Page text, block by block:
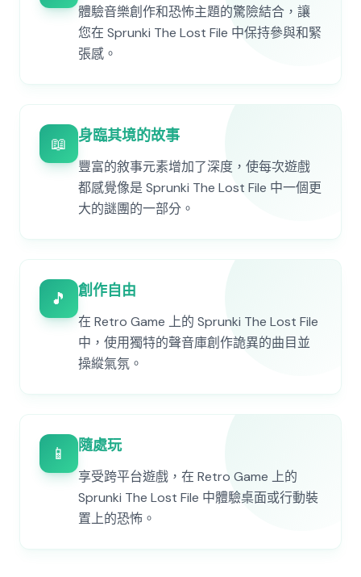
體驗音樂創作和恐怖主題的驚險結合，讓
您在 Sprunki The Lost File 中保持參與和緊
張感。
📖 身臨其境的故事
豐富的敘事元素增加了深度，使每次遊戲
都感覺像是 Sprunki The Lost File 中一個更
大的謎團的一部分。
🎵 創作自由
在 Retro Game 上的 Sprunki The Lost File
中，使用獨特的聲音庫創作詭異的曲目並
操縱氣氛。
📱 隨處玩
享受跨平台遊戲，在 Retro Game 上的
Sprunki The Lost File 中體驗桌面或行動裝
置上的恐怖。